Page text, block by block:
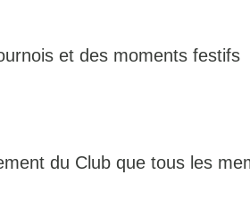
et des moments festifs
du Club que tous les